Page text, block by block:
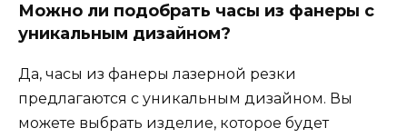
Можно ли подобрать часы из фанеры с
уникальным дизайном?
Да, часы из фанеры лазерной резки
предлагаются с уникальным дизайном. Вы
можете выбрать изделие, которое будет